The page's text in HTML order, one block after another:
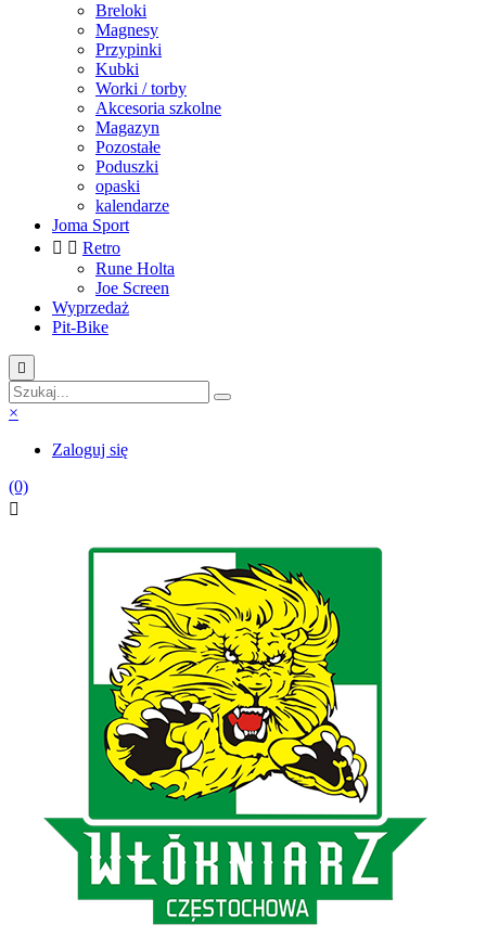
Breloki
Magnesy
Przypinki
Kubki
Worki / torby
Akcesoria szkolne
Magazyn
Pozostałe
Poduszki
opaski
kalendarze
Joma Sport
  Retro
Rune Holta
Joe Screen
Wyprzedaż
Pit-Bike

×
Zaloguj się
(0)
